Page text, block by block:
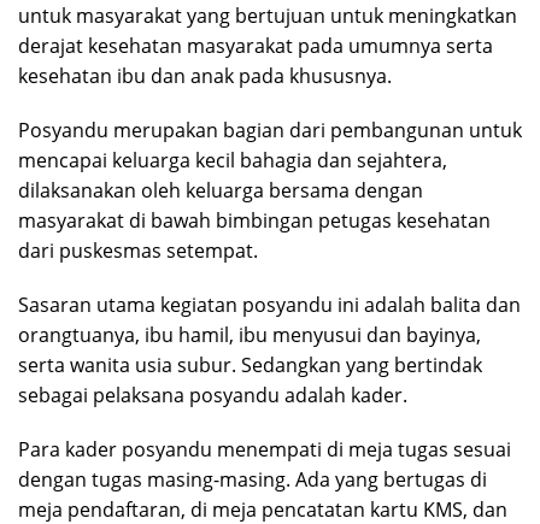
untuk masyarakat yang bertujuan untuk meningkatkan
derajat kesehatan masyarakat pada umumnya serta
kesehatan ibu dan anak pada khususnya.
Posyandu merupakan bagian dari pembangunan untuk
mencapai keluarga kecil bahagia dan sejahtera,
dilaksanakan oleh keluarga bersama dengan
masyarakat di bawah bimbingan petugas kesehatan
dari puskesmas setempat.
Sasaran utama kegiatan posyandu ini adalah balita dan
orangtuanya, ibu hamil, ibu menyusui dan bayinya,
serta wanita usia subur. Sedangkan yang bertindak
sebagai pelaksana posyandu adalah kader.
Para kader posyandu menempati di meja tugas sesuai
dengan tugas masing-masing. Ada yang bertugas di
meja pendaftaran, di meja pencatatan kartu KMS, dan